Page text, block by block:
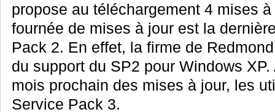
propose au téléchargement 4 mises
fournée de mises à jour est la
Pack 2. En effet, la firme de
du support du SP2 pour Windows
mois prochain des mises à jour, les
Service Pack 3.